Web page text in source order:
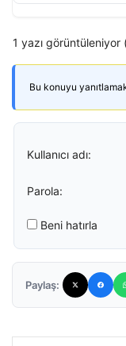
1 yazı görüntüleniyor
Bu konuyu
Kullanıcı adı:
Parola:
Beni hatırla
Paylaş: